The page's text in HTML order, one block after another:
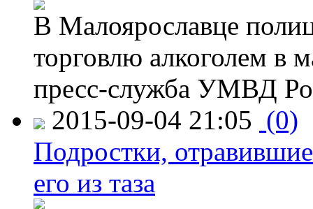
В Малоярославце
торговлю алкоголем в
пресс-служба УМВД
2015-09-04 21:05 (0)
Подростки,
его из таза